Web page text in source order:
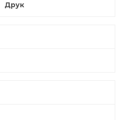
Друк